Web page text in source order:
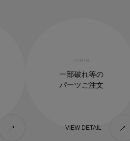
PARTS
一部破れ等の
パーツご注文
VIEW DETAIL